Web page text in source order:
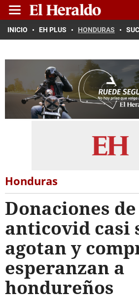
INICIO EH PLUS HONDURAS
Honduras
Donaciones
anticovid casi
agotan y
esperanzan a
hondureños